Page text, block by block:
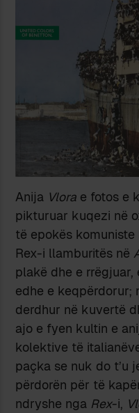
Anija Vlora e fotos e
pikturuar kuqezi në
të epokës
Rex-i llamburitës në
plakë dhe e
edhe e keqpërdorur;
derdhur në kuvertë
ajo e fyen kultin e
kolektive të
paçka se nuk do t’u
përdorën për të
ndryshe nga Rex-i,